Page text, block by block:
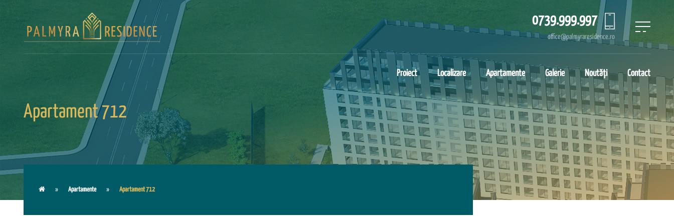
0739.999.997
office@palmyraresidence.ro
Proiect Localizare Apartamente Galerie Noutăți Contact
Apartament 712
Apartamente Apartament 712